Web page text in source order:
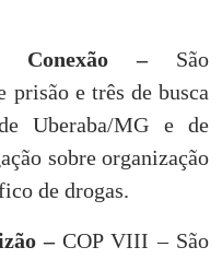
Conexão –São
prisão e três de busca
Uberaba/MG e de
sobre organização
de drogas.
–COP VIII – São